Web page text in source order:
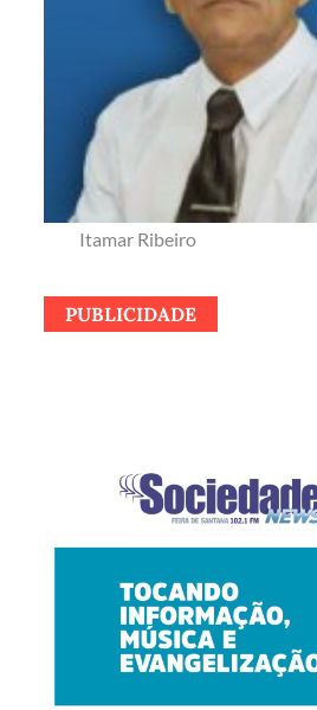
Itamar Ribeiro
PUBLICIDADE